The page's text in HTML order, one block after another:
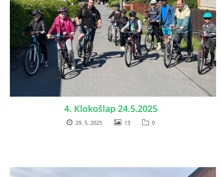
4. Klokošlap 24.5.2025
29. 5. 2025 13 0